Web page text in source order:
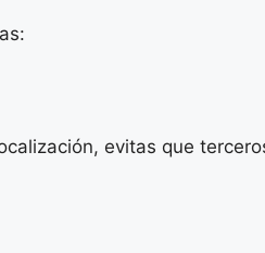
evitas que